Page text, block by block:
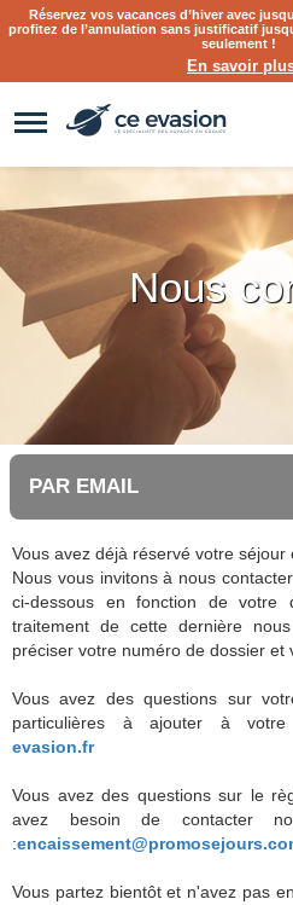
Réservez vos vacances d’hiver avec
profitez de l’annulation sans justificatif
seulement !
En savoir
Nous
PAR EMAIL
Vous avez déjà réservé votre séjour
Nous vous invitons à nous
ci-dessous en fonction de votre
traitement de cette dernière
préciser votre numéro de dossier et
Vous avez des questions sur
particulières à ajouter à
evasion.fr
Vous avez des questions sur le
avez besoin de contacter
:
Vous partez bientôt et n'avez pas